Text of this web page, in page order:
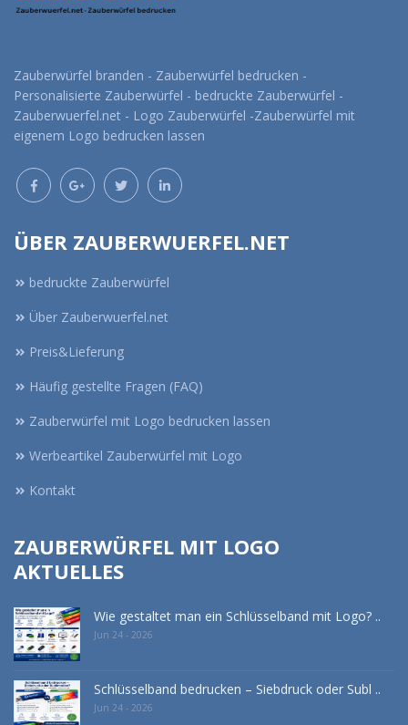
Zauberwürfel branden - Zauberwürfel bedrucken -
Personalisierte Zauberwürfel - bedruckte Zauberwürfel -
Zauberwuerfel.net - Logo Zauberwürfel -Zauberwürfel mit
eigenem Logo bedrucken lassen
ÜBER ZAUBERWUERFEL.NET
bedruckte Zauberwürfel
Über Zauberwuerfel.net
Preis&Lieferung
Häufig gestellte Fragen (FAQ)
Zauberwürfel mit Logo bedrucken lassen
Werbeartikel Zauberwürfel mit Logo
Kontakt
ZAUBERWÜRFEL MIT LOGO
AKTUELLES
Wie gestaltet man ein Schlüsselband mit Logo? ..
Jun 24 - 2026
Schlüsselband bedrucken – Siebdruck oder Subl ..
Jun 24 - 2026